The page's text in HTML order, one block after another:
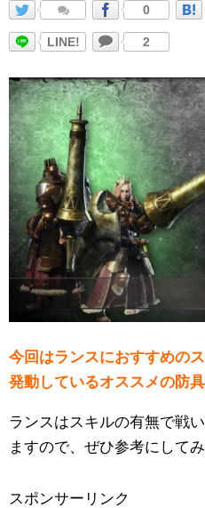
0
LINE! 2
今回はランスにおすすめの
発動しているオススメの防
ランスはスキルの有無で戦
ますので、ぜひ参考にして
スポンサーリンク